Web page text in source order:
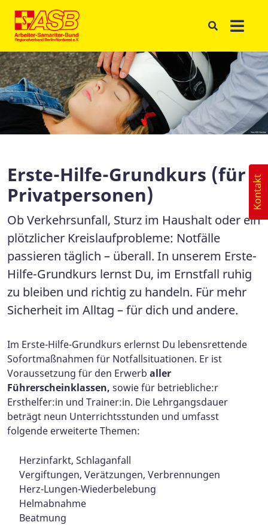
Erste-Hilfe-Grundkurs (für
Privatpersonen)
Ob Verkehrsunfall, Sturz im Haushalt oder ein
plötzlicher Kreislaufprobleme: Notfälle
passieren täglich – überall. In unserem Erste-
Hilfe-Grundkurs lernst Du, im Ernstfall ruhig
zu bleiben und richtig zu handeln. Für mehr
Sicherheit im Alltag – für dich und andere.
Im Erste-Hilfe-Grundkurs erlernst Du lebensrettende
Sofortmaßnahmen für Notfallsituationen. Er ist
Voraussetzung für den Erwerb aller
Führerscheinklassen, sowie für betriebliche:r
Ersthelfer:in und Trainer:in. Die Lehrgangsdauer
beträgt neun Unterrichtsstunden und umfasst
folgende erweiterte Themen:
Herzinfarkt, Schlaganfall
Vergiftungen, Verätzungen, Verbrennungen
Herz-Lungen-Wiederbelebung
Helmabnahme
Beatmung
Kontakt